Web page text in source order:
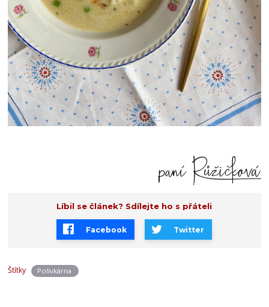
Líbil se článek? Sdílejte ho s přáteli
Facebook Twitter
Štítky Polívkárna